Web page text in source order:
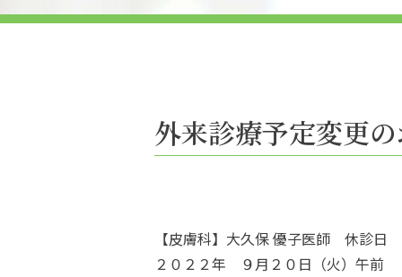
外来診療予定変更
【皮膚科】大久保 優子医師 休診日
２０２２年 ９月２０日（火）午前